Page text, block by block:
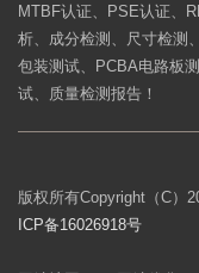
MTBF认证、PSE认证、
析、成分检测、尺寸检测
包装测试、PCBA电路板
试、质量检测报告！
版权所有Copyright（C）
ICP备16026918号